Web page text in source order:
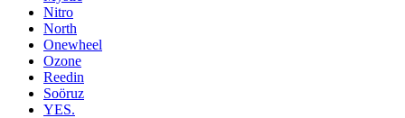
Nitro
North
Onewheel
Ozone
Reedin
Soöruz
YES.